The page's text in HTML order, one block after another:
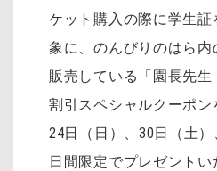
ケット購入の際に学生
象に、のんびりのはら内
販売している「園長先生
割引スペシャルクーポン
24日（日）、30日（土
日間限定でプレゼントい